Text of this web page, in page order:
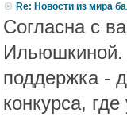
Re: Новости из мира
Согласна с
Ильюшкиной.
поддержка -
конкурса,